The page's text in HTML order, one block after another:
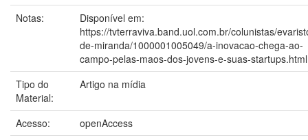
Notas:
Disponível em:
https://tvterraviva.band.uol.com.br/colunistas/
de-miranda/1000001005049/a-inovacao-chega-ao-
campo-pelas-maos-dos-jovens-e-suas-
Tipo do
Material:
Artigo na mídia
Acesso:
openAccess